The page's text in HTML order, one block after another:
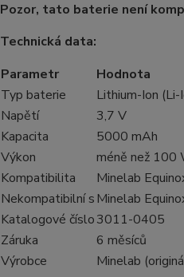
Pozor, tato baterie není
Technická data:
Parametr
Hodnota
Typ baterie
Lithium-Ion (Li-
Napětí
3,7 V
Kapacita
5000 mAh
Výkon
méně než 100
Kompatibilita
Minelab
Nekompatibilní sMinelab
Katalogové číslo3011-0405
Záruka
6 měsíců
Výrobce
Minelab